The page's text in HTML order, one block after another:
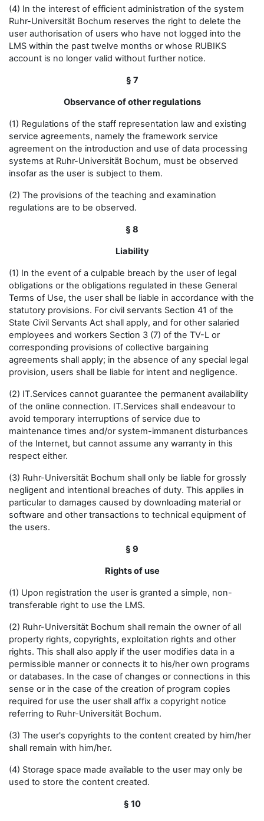
(4) In the interest of efficient administration of the system
Ruhr-Universität Bochum reserves the right to delete the
user authorisation of users who have not logged into the
LMS within the past twelve months or whose RUBIKS
account is no longer valid without further notice.
§ 7
Observance of other regulations
(1) Regulations of the staff representation law and existing
service agreements, namely the framework service
agreement on the introduction and use of data processing
systems at Ruhr-Universität Bochum, must be observed
insofar as the user is subject to them.
(2) The provisions of the teaching and examination
regulations are to be observed.
§ 8
Liability
(1) In the event of a culpable breach by the user of legal
obligations or the obligations regulated in these General
Terms of Use, the user shall be liable in accordance with the
statutory provisions. For civil servants Section 41 of the
State Civil Servants Act shall apply, and for other salaried
employees and workers Section 3 (7) of the TV-L or
corresponding provisions of collective bargaining
agreements shall apply; in the absence of any special legal
provision, users shall be liable for intent and negligence.
(2) IT.Services cannot guarantee the permanent availability
of the online connection. IT.Services shall endeavour to
avoid temporary interruptions of service due to
maintenance times and/or system-immanent disturbances
of the Internet, but cannot assume any warranty in this
respect either.
(3) Ruhr-Universität Bochum shall only be liable for grossly
negligent and intentional breaches of duty. This applies in
particular to damages caused by downloading material or
software and other transactions to technical equipment of
the users.
§ 9
Rights of use
(1) Upon registration the user is granted a simple, non-
transferable right to use the LMS.
(2) Ruhr-Universität Bochum shall remain the owner of all
property rights, copyrights, exploitation rights and other
rights. This shall also apply if the user modifies data in a
permissible manner or connects it to his/her own programs
or databases. In the case of changes or connections in this
sense or in the case of the creation of program copies
required for use the user shall affix a copyright notice
referring to Ruhr-Universität Bochum.
(3) The user's copyrights to the content created by him/her
shall remain with him/her.
(4) Storage space made available to the user may only be
used to store the content created.
§ 10